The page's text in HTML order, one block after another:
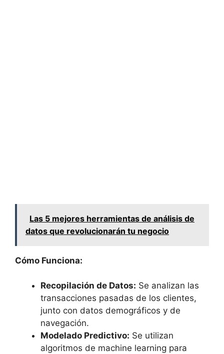
Las 5 mejores herramientas de análisis de
datos que revolucionarán tu negocio
Cómo Funciona:
Recopilación de Datos: Se analizan las
transacciones pasadas de los clientes,
junto con datos demográficos y de
navegación.
Modelado Predictivo: Se utilizan
algoritmos de machine learning para